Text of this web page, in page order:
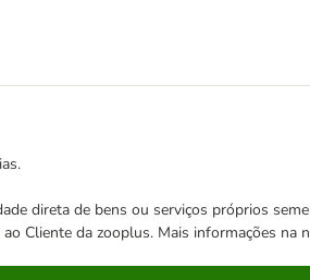
direta de bens ou serviços próprios
Cliente da zooplus. Mais informações na